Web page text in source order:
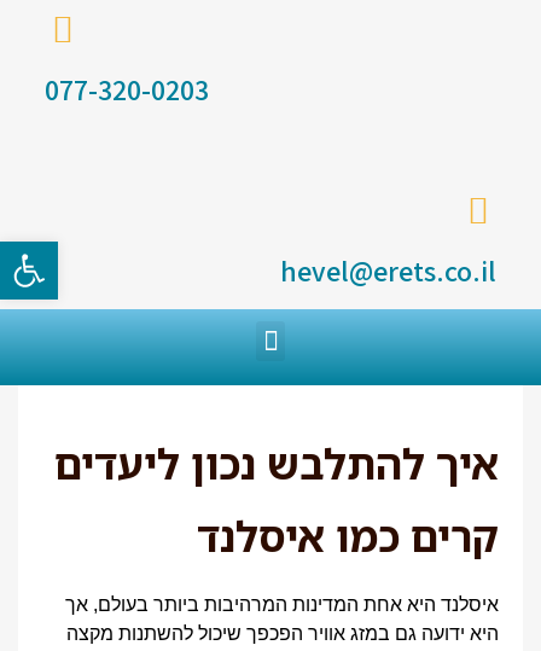
077-320-0203
hevel@erets.co.il
איך להתלבש נכון ליעדים
קרים כמו איסלנד
איסלנד היא אחת המדינות המרהיבות ביותר בעולם, אך
היא ידועה גם במזג אוויר הפכפך שיכול להשתנות מקצה
פתח